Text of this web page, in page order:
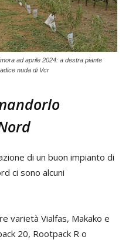
ad aprile 2024: a destra piante
nuda di Vcr
di un buon impianto di
ci sono alcuni
varietà Vialfas, Makako e
20, Rootpack R o